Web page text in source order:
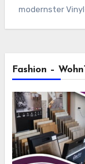
modernster
Fashion –